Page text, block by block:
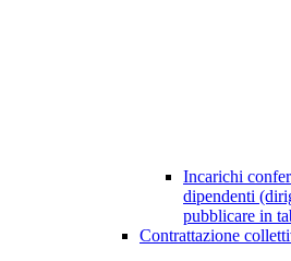
Incarichi
dipendenti
pubblicare in
Contrattazione